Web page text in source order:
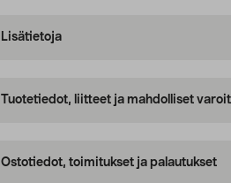
Lisätietoja
Tuotetiedot, liitteet ja mahdolliset
Ostotiedot, toimitukset ja palautukset